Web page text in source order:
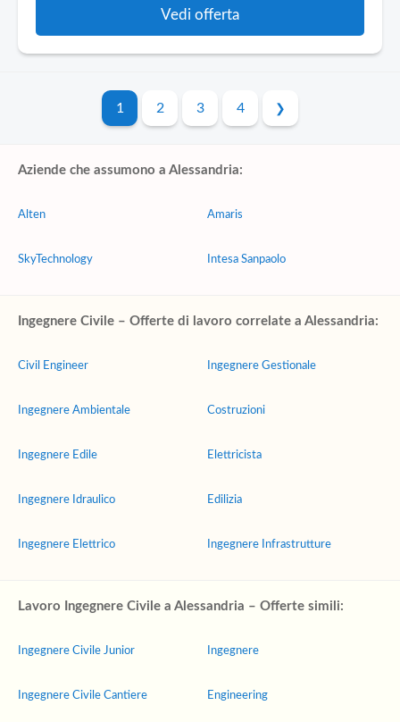
Vedi offerta
1 2 3 4
Aziende che assumono a Alessandria:
Alten
SkyTechnology
Amaris
Intesa Sanpaolo
Ingegnere Civile – Offerte di lavoro correlate a Alessandria:
Civil Engineer
Ingegnere Ambientale
Ingegnere Edile
Ingegnere Idraulico
Ingegnere Elettrico
Ingegnere Gestionale
Costruzioni
Elettricista
Edilizia
Ingegnere Infrastrutture
Lavoro Ingegnere Civile a Alessandria – Offerte simili:
Ingegnere Civile Junior
Ingegnere Civile Cantiere
Ingegnere
Engineering